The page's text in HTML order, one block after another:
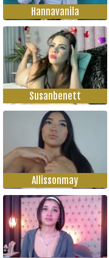
Hannavanila
Susanbenett
Allissonmay